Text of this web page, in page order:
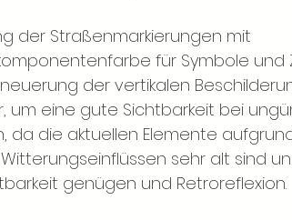
der Straßenmarkierungen mit
für Symbole und
der vertikalen
um eine gute Sichtbarkeit bei
da die aktuellen Elemente
sehr alt sind
genügen und Retroreflexion.